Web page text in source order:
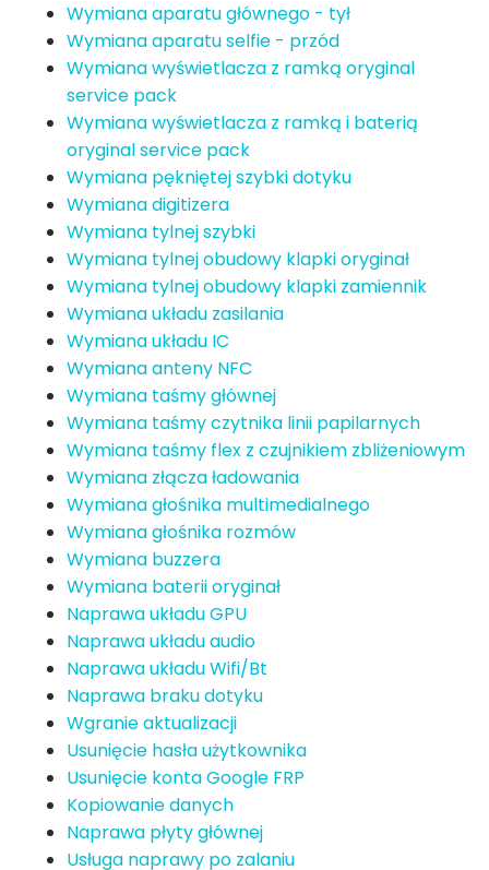
Wymiana aparatu głównego - tył
Wymiana aparatu selfie - przód
Wymiana wyświetlacza z ramką oryginal
service pack
Wymiana wyświetlacza z ramką i baterią
oryginal service pack
Wymiana pękniętej szybki dotyku
Wymiana digitizera
Wymiana tylnej szybki
Wymiana tylnej obudowy klapki oryginał
Wymiana tylnej obudowy klapki zamiennik
Wymiana układu zasilania
Wymiana układu IC
Wymiana anteny NFC
Wymiana taśmy głównej
Wymiana taśmy czytnika linii papilarnych
Wymiana taśmy flex z czujnikiem zbliżeniowym
Wymiana złącza ładowania
Wymiana głośnika multimedialnego
Wymiana głośnika rozmów
Wymiana buzzera
Wymiana baterii oryginał
Naprawa układu GPU
Naprawa układu audio
Naprawa układu Wifi/Bt
Naprawa braku dotyku
Wgranie aktualizacji
Usunięcie hasła użytkownika
Usunięcie konta Google FRP
Kopiowanie danych
Naprawa płyty głównej
Usługa naprawy po zalaniu